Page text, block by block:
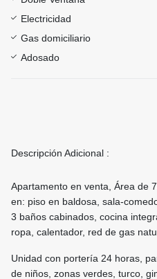
Electricidad
Gas domiciliario
Adosado
Descripción Adicional :
Apartamento en venta, Área de
en: piso en baldosa, sala-
3 baños cabinados, cocina
ropa, calentador, red de gas
Unidad con portería 24 horas,
de niños, zonas verdes, turco,